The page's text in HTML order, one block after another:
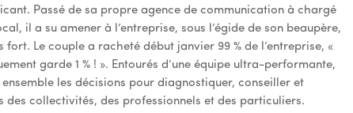
Passé de sa propre agence de communication à chargé
il a su amener à l’entreprise, sous l’égide de son beaupère,
Le couple a racheté début janvier 99 % de l’entreprise, «
garde 1 % ! ». Entourés d’une équipe ultra-performante,
les décisions pour diagnostiquer, conseiller et
des collectivités, des professionnels et des particuliers.